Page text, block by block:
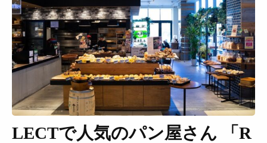
LECTで人気のパン屋さん 「R